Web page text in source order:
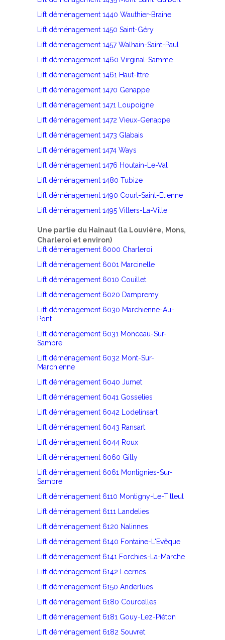
Lift déménagement 1440 Wauthier-Braine
Lift déménagement 1450 Saint-Géry
Lift déménagement 1457 Walhain-Saint-Paul
Lift déménagement 1460 Virginal-Samme
Lift déménagement 1461 Haut-Ittre
Lift déménagement 1470 Genappe
Lift déménagement 1471 Loupoigne
Lift déménagement 1472 Vieux-Genappe
Lift déménagement 1473 Glabais
Lift déménagement 1474 Ways
Lift déménagement 1476 Houtain-Le-Val
Lift déménagement 1480 Tubize
Lift déménagement 1490 Court-Saint-Etienne
Lift déménagement 1495 Villers-La-Ville
Une partie du Hainaut (la Louvière, Mons,
Charleroi et environ)
Lift déménagement 6000 Charleroi
Lift déménagement 6001 Marcinelle
Lift déménagement 6010 Couillet
Lift déménagement 6020 Dampremy
Lift déménagement 6030 Marchienne-Au-
Pont
Lift déménagement 6031 Monceau-Sur-
Sambre
Lift déménagement 6032 Mont-Sur-
Marchienne
Lift déménagement 6040 Jumet
Lift déménagement 6041 Gosselies
Lift déménagement 6042 Lodelinsart
Lift déménagement 6043 Ransart
Lift déménagement 6044 Roux
Lift déménagement 6060 Gilly
Lift déménagement 6061 Montignies-Sur-
Sambre
Lift déménagement 6110 Montigny-Le-Tilleul
Lift déménagement 6111 Landelies
Lift déménagement 6120 Nalinnes
Lift déménagement 6140 Fontaine-L'Evêque
Lift déménagement 6141 Forchies-La-Marche
Lift déménagement 6142 Leernes
Lift déménagement 6150 Anderlues
Lift déménagement 6180 Courcelles
Lift déménagement 6181 Gouy-Lez-Piéton
Lift déménagement 6182 Souvret